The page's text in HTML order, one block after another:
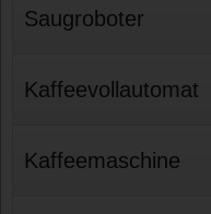
Saugroboter
Kaffeevollautomat
Kaffeemaschine